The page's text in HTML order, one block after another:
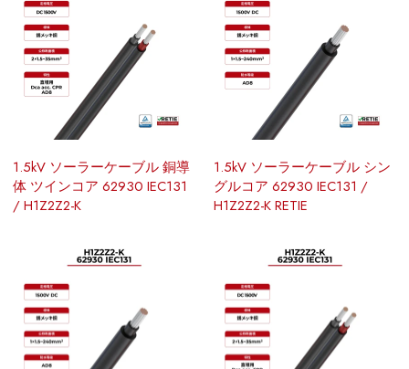
1.5kV ソーラーケーブル 銅導
体 ツインコア 62930 IEC131
/ H1Z2Z2-K
1.5kV ソーラーケーブル シン
グルコア 62930 IEC131 /
H1Z2Z2-K RETIE